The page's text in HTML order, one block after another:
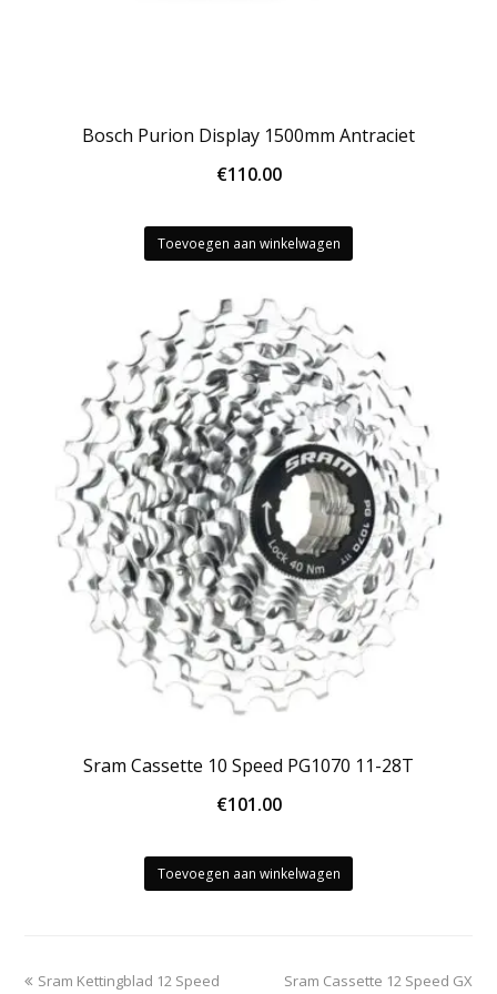
Bosch Purion Display 1500mm Antraciet
€110.00
Toevoegen aan winkelwagen
Sram Cassette 10 Speed PG1070 11-28T
€101.00
Toevoegen aan winkelwagen
previous
Sram Kettingblad 12 Speed
next
Sram Cassette 12 Speed GX